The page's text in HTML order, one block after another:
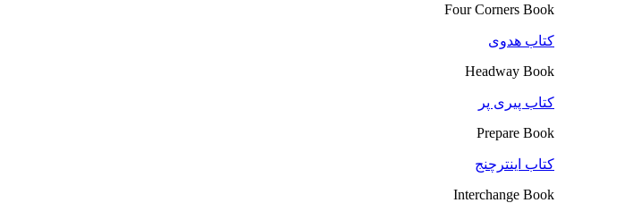
Four Corners Book
کتاب هدوی
Headway Book
کتاب پیری پر
Prepare Book
کتاب اینترچنج
Interchange Book